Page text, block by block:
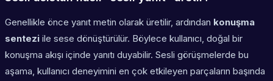
Genellikle önce yanıt metin olarak üretilir, ardından konuşma
sentezi ile sese dönüştürülür. Böylece kullanıcı, doğal bir
konuşma akışı içinde yanıtı duyabilir. Sesli görüşmelerde bu
aşama, kullanıcı deneyimini en çok etkileyen parçaların başında